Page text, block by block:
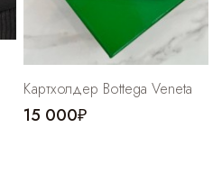
Картхолдер Bottega Veneta
15 000₽